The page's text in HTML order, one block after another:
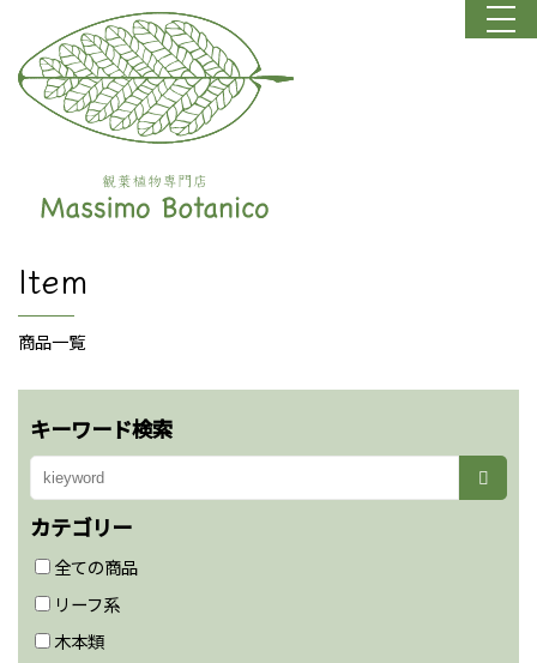
Item
商品一覧
キーワード検索
カテゴリー
全ての商品
リーフ系
木本類